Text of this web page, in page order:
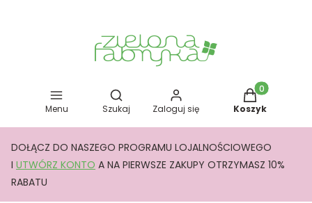
Menu
Otwórz wyszukiwarkę
Szukaj Zaloguj się
Produkty w
Koszyk
DOŁĄCZ DO NASZEGO PROGRAMU LOJALNOŚCIOWEGO
I UTWÓRZ KONTO A NA PIERWSZE ZAKUPY OTRZYMASZ 10%
RABATU